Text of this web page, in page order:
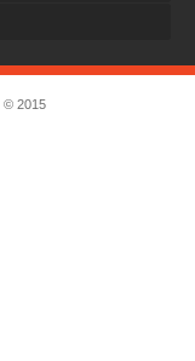
© 2015